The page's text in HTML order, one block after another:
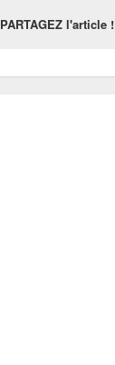
PARTAGEZ l'article !